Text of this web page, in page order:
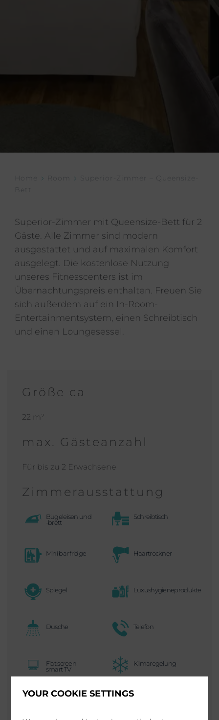
Home Room
Superior-Zimmer – Queensize-
Superior-Zimmer mit Queensize-Bett für 2
Gäste. Alle Zimmer sind modern
ausgestattet und auf maximalen Komfort
ausgelegt. Die kostenlose Nutzung
unseres Fitnesscenters ist im
Übernachtungspreis enthalten. Freuen Sie
sich außerdem auf ein In-Room-
Entertainmentsystem, einen Schreibtisch
und einen Loungesessel.
Größe ca
22 m²
max. Gästeanzahl
Für bis zu 2 Erwachsene
Zimmerausstattung
Bügeleisen und
-brett
Schreibtisch
Mini bar fridge Haartrockner
Spiegel Luxushygieneprodukte
Dusche Telefon
Flat screen
smart TV
Klimaregelung
YOUR COOKIE SETTINGS